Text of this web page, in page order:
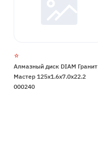
Алмазный диск DIAM Гранит
Мастер 125x1.6x7.0x22.2
000240